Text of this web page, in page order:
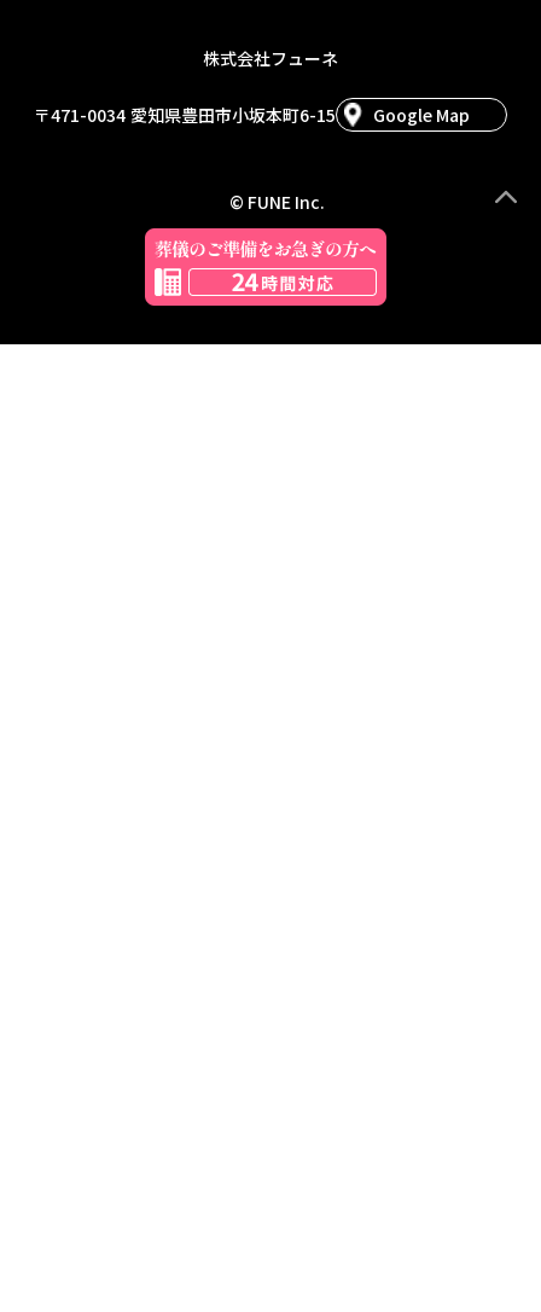
株式会社フューネ
〒471-0034 愛知県豊田市小坂本町6-15 Google Map
© FUNE Inc.